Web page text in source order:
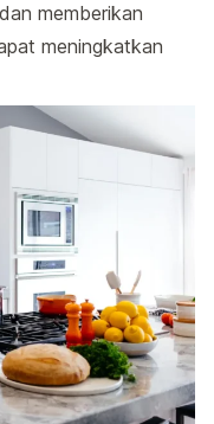
memberikan
meningkatkan